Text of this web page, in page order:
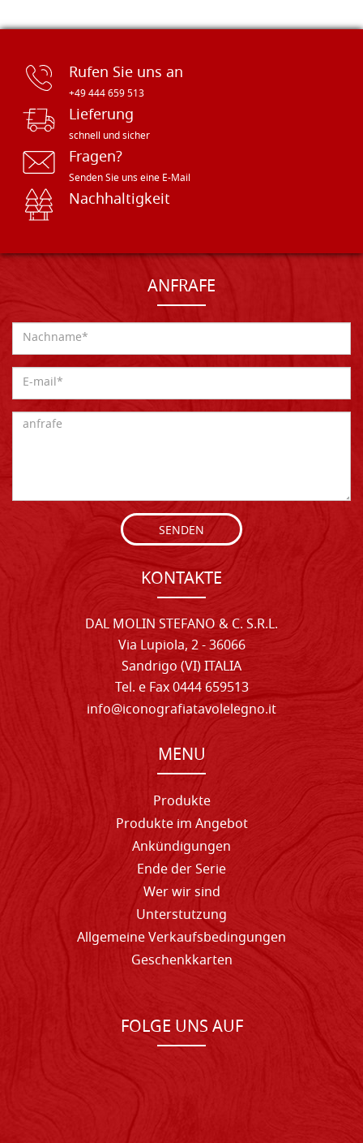
Rufen Sie uns an
+49 444 659 513
Lieferung
schnell und sicher
Fragen?
Senden Sie uns eine E-Mail
Nachhaltigkeit
ANFRAFE
SENDEN
KONTAKTE
DAL MOLIN STEFANO & C. S.R.L.
Via Lupiola, 2 - 36066
Sandrigo (VI) ITALIA
Tel. e Fax 0444 659513
info@iconografiatavolelegno.it
MENU
Produkte
Produkte im Angebot
Ankündigungen
Ende der Serie
Wer wir sind
Unterstutzung
Allgemeine Verkaufsbedingungen
Geschenkkarten
FOLGE UNS AUF